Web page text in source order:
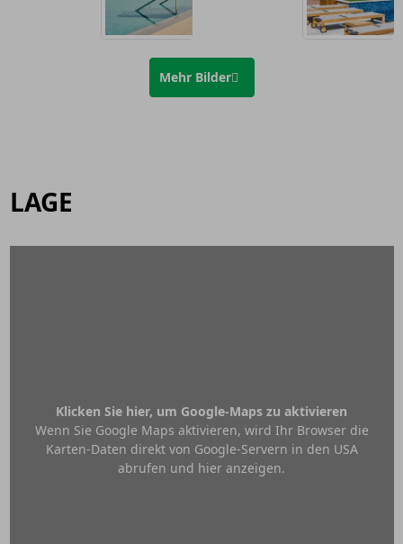
Mehr Bilder
LAGE
Klicken Sie hier, um Google-Maps zu aktivieren
Wenn Sie Google Maps aktivieren, wird Ihr Browser die
Karten-Daten direkt von Google-Servern in den USA
abrufen und hier anzeigen.